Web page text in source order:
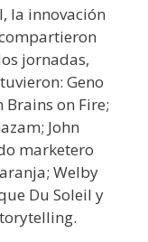
la innovación
jornadas,
Geno
on Fire;
John
marketero
Welby
Du Soleil y